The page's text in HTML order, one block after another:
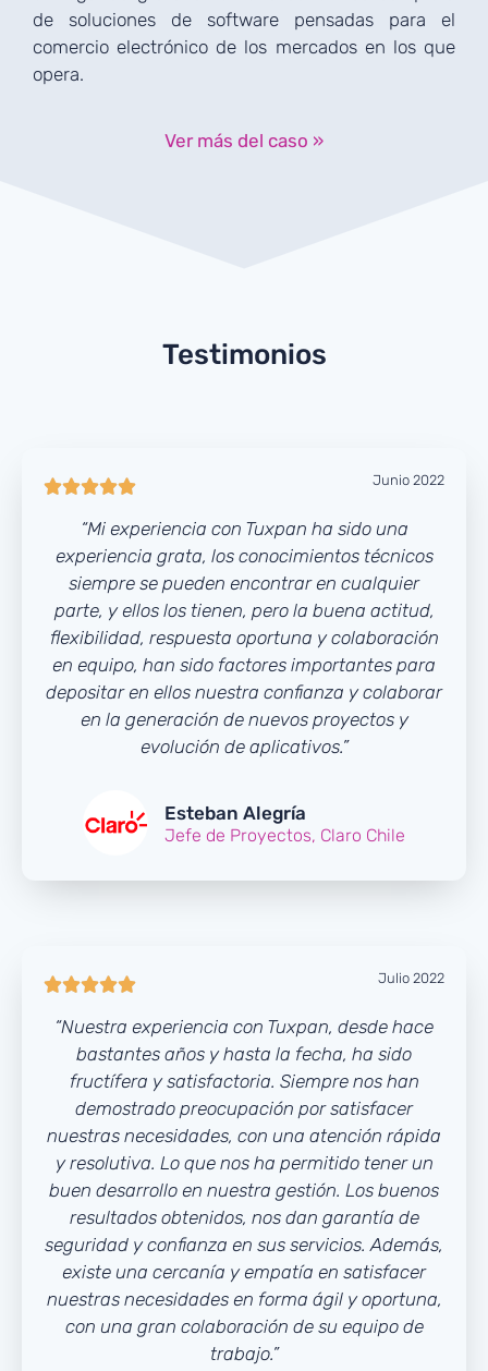
de soluciones de software pensadas para el
comercio electrónico de los mercados en los que
opera.
Ver más del caso »
Testimonios
 Junio 2022
“Mi experiencia con Tuxpan ha sido una
experiencia grata, los conocimientos técnicos
siempre se pueden encontrar en cualquier
parte, y ellos los tienen, pero la buena actitud,
flexibilidad, respuesta oportuna y colaboración
en equipo, han sido factores importantes para
depositar en ellos nuestra confianza y colaborar
en la generación de nuevos proyectos y
evolución de aplicativos.”
Esteban Alegría
Jefe de Proyectos, Claro Chile
 Julio 2022
“Nuestra experiencia con Tuxpan, desde hace
bastantes años y hasta la fecha, ha sido
fructífera y satisfactoria. Siempre nos han
demostrado preocupación por satisfacer
nuestras necesidades, con una atención rápida
y resolutiva. Lo que nos ha permitido tener un
buen desarrollo en nuestra gestión. Los buenos
resultados obtenidos, nos dan garantía de
seguridad y confianza en sus servicios. Además,
existe una cercanía y empatía en satisfacer
nuestras necesidades en forma ágil y oportuna,
con una gran colaboración de su equipo de
trabajo.”